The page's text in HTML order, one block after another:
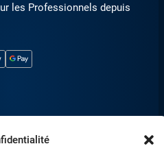
les Professionnels depuis